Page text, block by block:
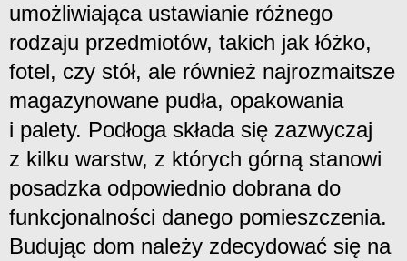
umożliwiająca ustawianie różnego
rodzaju przedmiotów, takich jak łóżko,
fotel, czy stół, ale również najrozmaitsze
magazynowane pudła, opakowania
i palety. Podłoga składa się zazwyczaj
z kilku warstw, z których górną stanowi
posadzka odpowiednio dobrana do
funkcjonalności danego pomieszczenia.
Budując dom należy zdecydować się na